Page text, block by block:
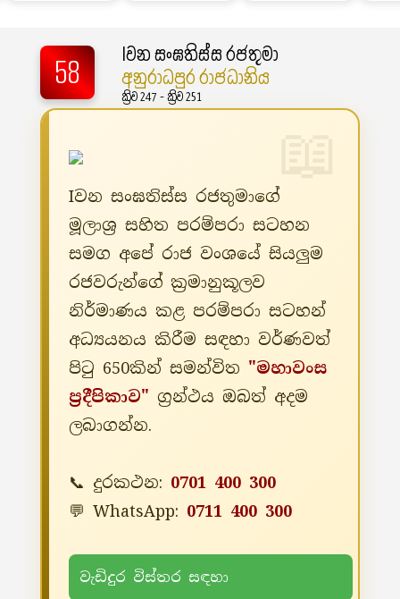
58
Iවන සංඝතිස්ස රජතුමා
අනුරාධපුර රාජධානිය
ක්‍රිව 247 - ක්‍රිව 251
Iවන සංඝතිස්ස රජතුමාගේ
මූලාශ්‍ර සහිත පරම්පරා සටහන
සමග අපේ රාජ වංශයේ සියලුම
රජවරුන්ගේ ක්‍රමානුකූලව
නිර්මාණය කළ පරම්පරා සටහන්
අධ්‍යයනය කිරීම සඳහා වර්ණවත්
පිටු 650කින් සමන්විත "මහාවංස
ප්‍රදීපිකාව" ග්‍රන්ථය ඔබත් අදම
ලබාගන්න.
📞 දුරකථන: 0701 400 300
💬 WhatsApp: 0711 400 300
වැඩිදුර විස්තර සඳහා